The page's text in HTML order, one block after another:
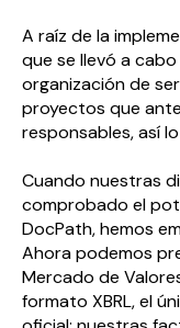
A raíz de la
que se llevó a
organización de
proyectos que
responsables, así
Cuando nuestras
comprobado el
DocPath, hemos
Ahora podemos
Mercado de
formato XBRL, el